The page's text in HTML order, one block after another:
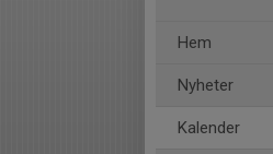
Hem
Nyheter
Kalender